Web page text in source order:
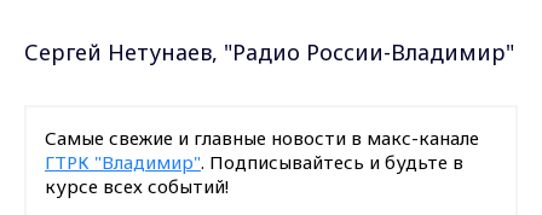
Сергей Нетунаев, "Радио России-Владимир"
Самые свежие и главные новости в макс-канале
ГТРК "Владимир". Подписывайтесь и будьте в
курсе всех событий!